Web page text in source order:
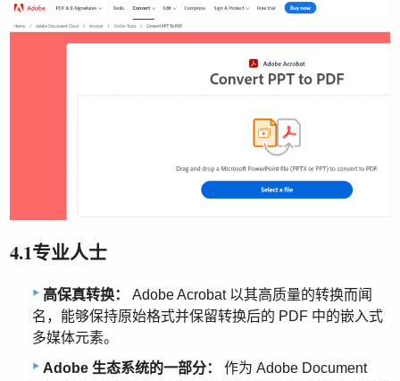
4.1专业人士
高保真转换：
Adobe Acrobat 以其高质量的转换而闻
名，能够保持原始格式并保留转换后的 PDF 中的嵌入式
多媒体元素。
Adobe 生态系统的一部分：
作为 Adob​​e Document